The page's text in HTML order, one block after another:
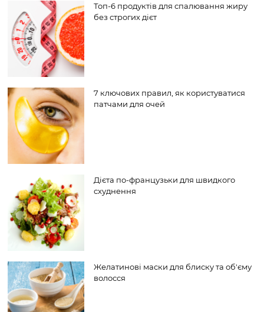
Топ-6 продуктів для спалювання жиру
без строгих дієт
7 ключових правил, як користуватися
патчами для очей
Дієта по-французьки для швидкого
схуднення
Желатинові маски для блиску та об'єму
волосся